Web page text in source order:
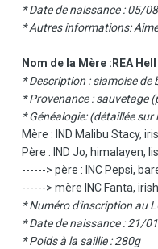
* Date de naissance : 05/
* Autres informations:
Nom de la Mère :REA Hell
* Description : siamoise de
* Provenance : sauvetage
* Généalogie: (détaillée sur
Mère : IND Malibu Stacy,
Père : IND Jo, himalayen,
------> père : INC Pepsi,
------> mère INC Fanta,
* Numéro d'inscription au
* Date de naissance : 21/
* Poids à la saillie : 280g